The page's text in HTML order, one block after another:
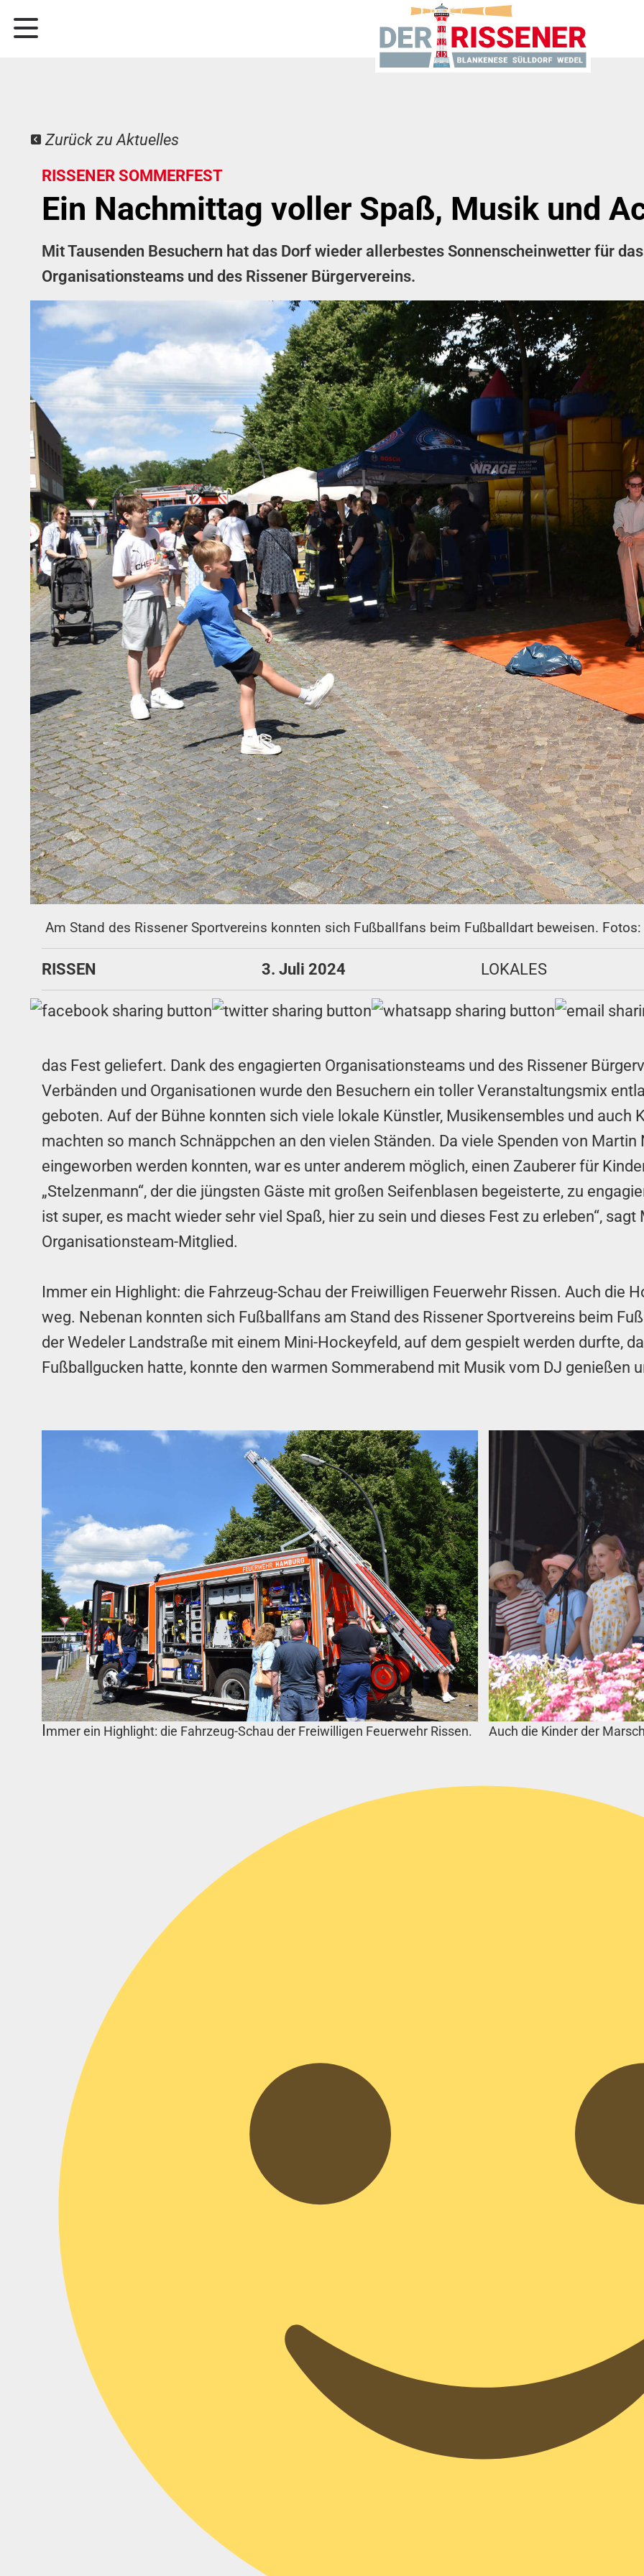
Zurück zu Aktuelles
RISSENER SOMMERFEST
Ein Nachmittag voller Spaß, Musik und
Mit Tausenden Besuchern hat das Dorf wieder allerbestes Sonnenscheinwetter für
Organisationsteams und des Rissener Bürgervereins.
Am Stand des Rissener Sportvereins konnten sich Fußballfans beim Fußballdart beweisen.
RISSEN 3. Juli 2024 LOKALES
das Fest geliefert. Dank des engagierten Organisationsteams und des Rissener
Verbänden und Organisationen wurde den Besuchern ein toller Veranstaltungsmix
geboten. Auf der Bühne konnten sich viele lokale Künstler, Musikensembles und auch
machten so manch Schnäppchen an den vielen Ständen. Da viele Spenden von
eingeworben werden konnten, war es unter anderem möglich, einen Zauberer für
„Stelzenmann“, der die jüngsten Gäste mit großen Seifenblasen begeisterte, zu
ist super, es macht wieder sehr viel Spaß, hier zu sein und dieses Fest zu erleben“,
Organisationsteam-Mitglied.
Immer ein Highlight: die Fahrzeug-Schau der Freiwilligen Feuerwehr Rissen. Auch die
weg. Nebenan konnten sich Fußballfans am Stand des Rissener Sportvereins beim
der Wedeler Landstraße mit einem Mini-Hockeyfeld, auf dem gespielt werden durfte,
Fußballgucken hatte, konnte den warmen Sommerabend mit Musik vom DJ genießen
Immer ein Highlight: die Fahrzeug-Schau der Freiwilligen Feuerwehr Rissen. Auch die Kinder der